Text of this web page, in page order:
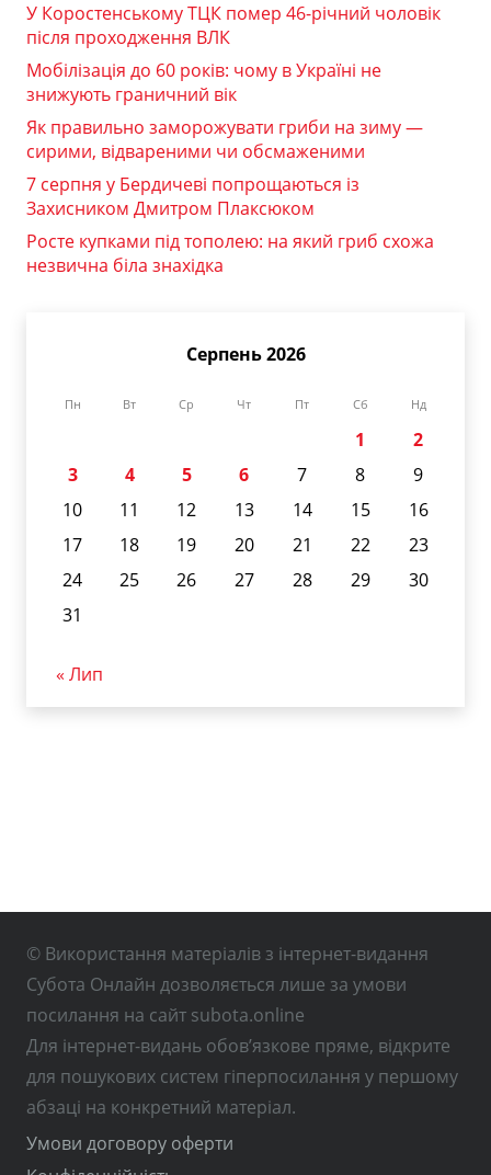
У Коростенському ТЦК помер 46-річний чоловік
після проходження ВЛК
Мобілізація до 60 років: чому в Україні не
знижують граничний вік
Як правильно заморожувати гриби на зиму —
сирими, відвареними чи обсмаженими
7 серпня у Бердичеві попрощаються із
Захисником Дмитром Плаксюком
Росте купками під тополею: на який гриб схожа
незвична біла знахідка
Серпень 2026
Пн Вт Ср Чт Пт Сб Нд
1
2
3
4 5 6 7 8
9
10
11 12 13 14 15
16
17
18 19 20 21 22
23
24
25 26 27 28 29
30
31
« Лип
© Використання матеріалів з інтернет-видання
Субота Онлайн дозволяється лише за умови
посилання на сайт subota.online
Для інтернет-видань обов’язкове пряме, відкрите
для пошукових систем гіперпосилання у першому
абзаці на конкретний матеріал.
Умови договору оферти